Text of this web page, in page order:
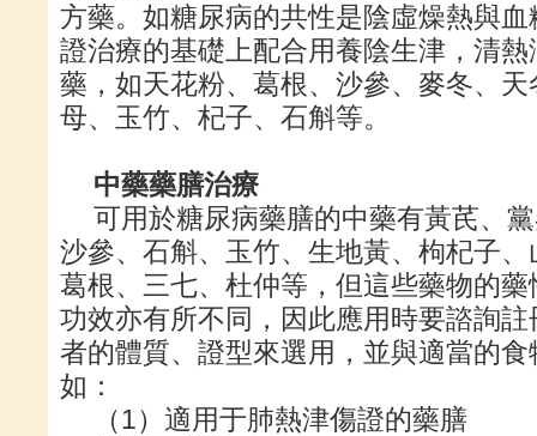
方藥。如糖尿病的共性是陰虛燥熱與
證治療的基礎上配合用養陰生津，清
藥，如天花粉、葛根、沙參、麥冬、
母、玉竹、杞子、石斛等。
中藥藥膳治療
可用於糖尿病藥膳的中藥有黃芪、
沙參、石斛、玉竹、生地黃、枸杞子
葛根、三七、杜仲等，但這些藥物的
功效亦有所不同，因此應用時要諮詢
者的體質、證型來選用，並與適當的
如：
（1）適用于肺熱津傷證的藥膳